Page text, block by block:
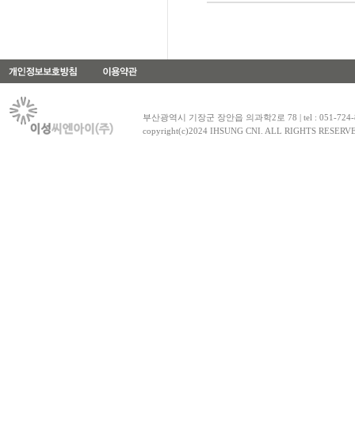
부산광역시 기장군 장안읍 의과학2로 78 | tel : 051-
copyright(c)2024 IHSUNG CNI. ALL RIGHTS